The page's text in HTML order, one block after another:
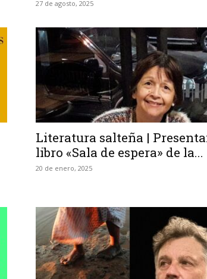
27 de agosto, 2025
Literatura salteña |
libro «Sala de espera» de la...
20 de enero, 2025